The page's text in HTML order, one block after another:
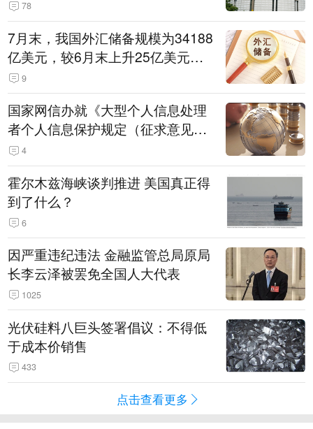
78
7月末，我国外汇储备规模为34188
亿美元，较6月末上升25亿美元，
升幅为0.07%
9
国家网信办就《大型个人信息处理
者个人信息保护规定（征求意见
稿）》公开征求意见
4
霍尔木兹海峡谈判推进 美国真正得
到了什么？
6
因严重违纪违法 金融监管总局原局
长李云泽被罢免全国人大代表
1025
光伏硅料八巨头签署倡议：不得低
于成本价销售
433
点击查看更多